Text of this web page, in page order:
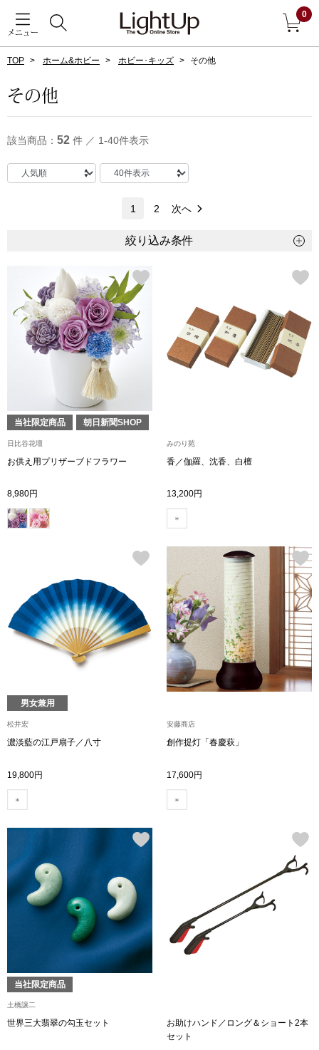
メニュー
0
すべて見る
ダーウェア
アクセサリー
ン雑貨
BOGARD 最新号はこちら
ランド
集
アウター
トップス
Tシャツ／カッ
ベスト
その他
ボトムス
パンツ／スラ
ルーム･アン
ルームウェア
TOP ホーム&ホビー ホビー･キッズ その他
その他
該当商品： 52 件 ／ 1-40件表示
1 2 次へ
絞り込み条件
当社限定商品 朝日新聞SHOP
日比谷花壇
お供え用プリザーブドフラワー
8,980円
みのり苑
香／伽羅、沈香、白檀
13,200円
男女兼用
松井宏
濃淡藍の江戸扇子／八寸
19,800円
安藤商店
創作提灯「春慶萩」
17,600円
当社限定商品
土橋譲二
世界三大翡翠の勾玉セット
お助けハンド／ロング＆ショート2本
セット